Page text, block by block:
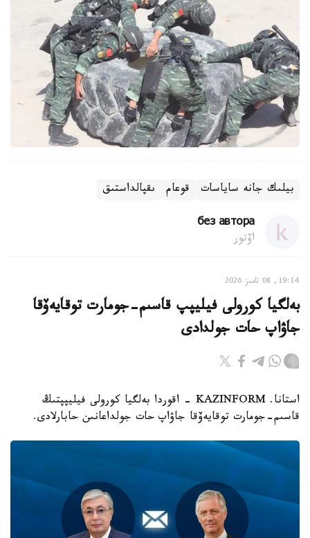
بيلىك جانە ساياسات قوعام ىقپالداستىق
без автора
اۆتور
19:14, 08 تامىز 2026
بەلگيا كورولى فيليپپ قاسىم-جومارت توقايەۆقا
جاۋاپ حات جولدادى
استانا. KAZINFORM - اقوردا بەلگيا كورولى فيليپپتىڭ
قاسىم-جومارت توقايەۆقا جاۋاپ حات جولداعانىن حابارلادى.